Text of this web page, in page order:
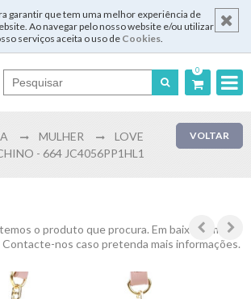
garantir que tem uma melhor experiência de
Ao navegar pelo nosso website e/ou utilizar
serviços aceita o uso de Cookies.
0
English
Login
VOLTAR
MULHER
LOVE
- 664 JC4056PP1HL1
o produto que procura. Em baixo temos
nos caso pretenda mais informações.